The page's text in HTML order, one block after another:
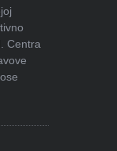
Centra